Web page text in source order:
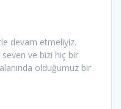
devam etmeliyiz.
ve bizi hiç bir
olduğumuz bir